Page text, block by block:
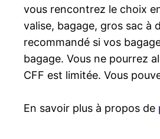
vous rencontrez le choix
valise, bagage, gros sac à
recommandé si vos
bagage. Vous ne pourrez
CFF est limitée. Vous
En savoir plus à propos de